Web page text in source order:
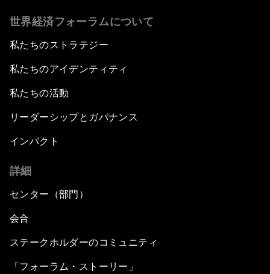
世界経済フォーラムについて
私たちのストラテジー
私たちのアイデンティティ
私たちの活動
リーダーシップとガバナンス
インパクト
詳細
センター（部門）
会合
ステークホルダーのコミュニティ
「フォーラム・ストーリー」